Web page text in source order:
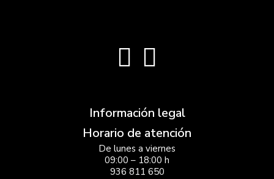
Información legal
Horario de atención
De lunes a viernes
09:00 – 18:00 h
936 811 650